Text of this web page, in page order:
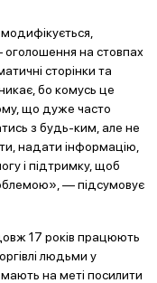
оголошення на стовпах
сторінки та
бо комусь це
що дуже часто
з будь-ким, але не
надати інформацію,
і підтримку, щоб
— підсумовує
17 років працюють
людьми у
мають на меті посилити